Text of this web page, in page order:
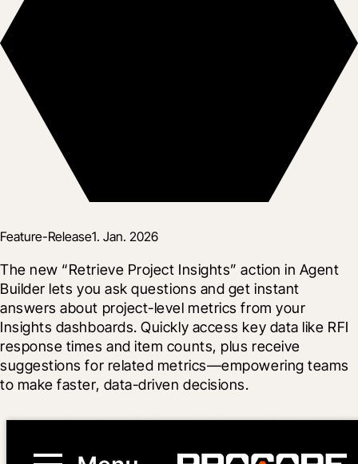
Feature-Release1. Jan. 2026
The new “Retrieve Project Insights” action in Agent
Builder lets you ask questions and get instant
answers about project-level metrics from your
Insights dashboards. Quickly access key data like RFI
response times and item counts, plus receive
suggestions for related metrics—empowering teams
to make faster, data-driven decisions.